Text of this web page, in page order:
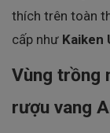
thích trên toàn
cấp như Kaiken
Vùng trồng
rượu vang